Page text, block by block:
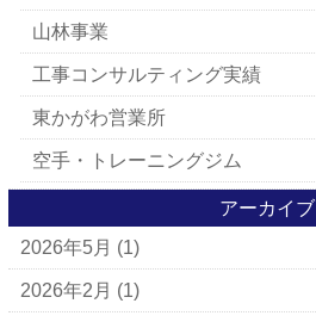
山林事業
工事コンサルティング実績
東かがわ営業所
空手・トレーニングジム
アーカイブ
2026年5月 (1)
2026年2月 (1)